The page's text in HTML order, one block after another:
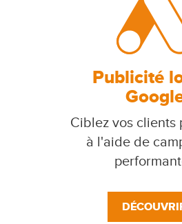
Publicité
Ciblez vos clients
à l'aide de